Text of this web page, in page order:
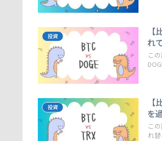
投資
れ
こ
投資
を
こ
れ